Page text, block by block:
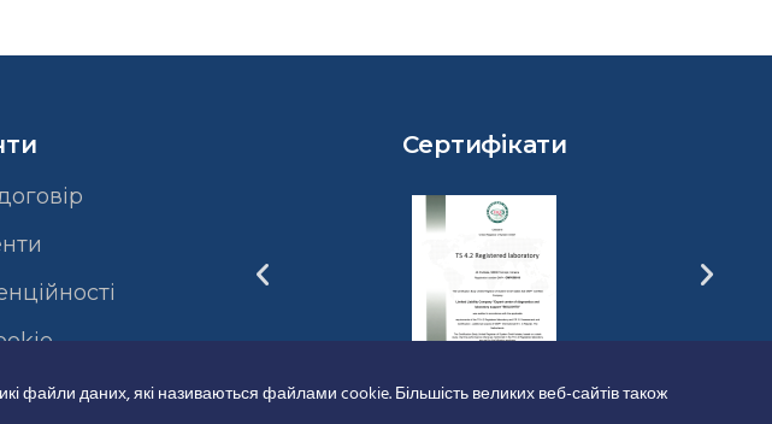
Сертифікати
файли даних, які називаються файлами cookie. Більшість великих веб-сайтів також